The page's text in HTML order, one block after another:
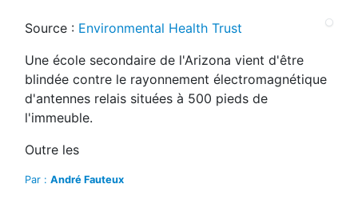
Source : Environmental Health Trust
Une école secondaire de l'Arizona vient d'être
blindée contre le rayonnement électromagnétique
d'antennes relais situées à 500 pieds de
l'immeuble.
Outre les
Par : André Fauteux